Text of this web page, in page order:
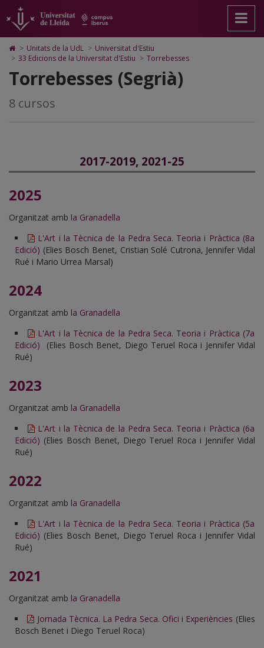
Torrebesses
pàgina
principal.
Universitat
Lleida
contingut
principal
pàgina
Mapa
Web.
Universitat
Lleida
Cerca
Accessibilitat.
Universitat
Lleida
Icono
de
para
ir
la
> Unitats de la UdL > Universitat d'Estiu
> 33 Edicions de la Universitat d'Estiu > Torrebesses
Torrebesses (Segrià)
8 cursos
2017-2019, 2021-25
2025
Organitzat amb la Granadella
L'Art i la Tècnica de la Pedra Seca. Teoria i Pràctica (8a
Edició) (Elies Bosch Benet, Cristian Solé Cutrona, Jennifer Vidal
Rué i Mario Urrea Marsal)
2024
Organitzat amb la Granadella
L'Art i la Tècnica de la Pedra Seca. Teoria i Pràctica (7a
Edició) (Elies Bosch Benet, Diego Teruel Roca i Jennifer Vidal
Rué)
2023
Organitzat amb la Granadella
L'Art i la Tècnica de la Pedra Seca. Teoria i Pràctica (6a
Edició) (Elies Bosch Benet, Diego Teruel Roca i Jennifer Vidal
Rué)
2022
Organitzat amb la Granadella
L'Art i la Tècnica de la Pedra Seca. Teoria i Pràctica (5a
Edició) (Elies Bosch Benet, Diego Teruel Roca i Jennifer Vidal
Rué)
2021
Organitzat amb la Granadella
Jornada Tècnica. La Pedra Seca. Ofici i Experiències (Elies
Bosch Benet i Diego Teruel Roca)